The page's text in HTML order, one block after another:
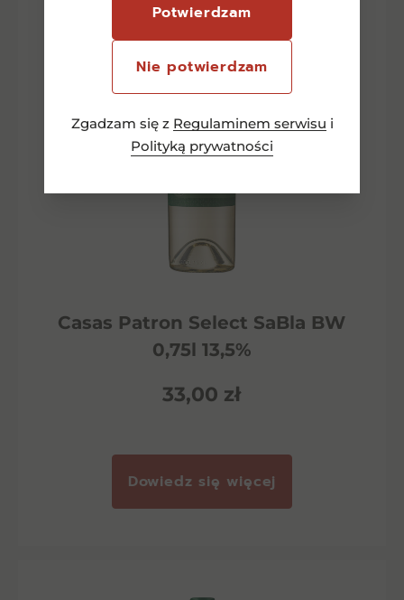
Potwierdzam
Nie potwierdzam
Zgadzam się z Regulaminem serwisu i
Polityką prywatności
Casas Patron Select SaBla BW
0,75l 13,5%
33,00 zł
Dowiedz się więcej